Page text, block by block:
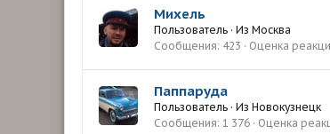
Михель
Пользователь · Из Москва
Сообщения 423 Оценка
Паппаруда
Пользователь · Из Новокузнецк
Сообщения 1 376 Оценка